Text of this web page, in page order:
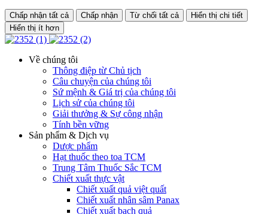
Chấp nhận tất cả Chấp nhận Từ chối tất cả
Hiển thị chi tiết
Hiển thị ít hơn
Về chúng tôi
Thông điệp từ Chủ tịch
Câu chuyện của chúng tôi
Sứ mệnh & Giá trị của chúng tôi
Lịch sử của chúng tôi
Giải thưởng & Sự công nhận
Tính bền vững
Sản phẩm & Dịch vụ
Dược phẩm
Hạt thuốc theo toa TCM
Trung Tâm Thuốc Sắc TCM
Chiết xuất thực vật
Chiết xuất quả việt quất
Chiết xuất nhân sâm Panax
Chiết xuất bạch quả